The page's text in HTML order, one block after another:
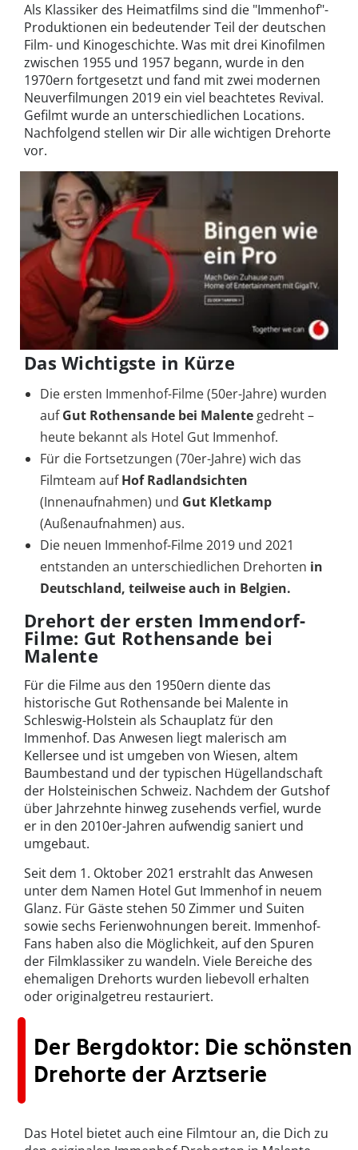
Als Klassiker des Heimatfilms sind die "Immenhof"-
Produktionen ein bedeutender Teil der deutschen
Film- und Kinogeschichte. Was mit drei Kinofilmen
zwischen 1955 und 1957 begann, wurde in den
1970ern fortgesetzt und fand mit zwei modernen
Neuverfilmungen 2019 ein viel beachtetes Revival.
Gefilmt wurde an unterschiedlichen Locations.
Nachfolgend stellen wir Dir alle wichtigen Drehorte
vor.
Das Wichtigste in Kürze
Die ersten Immenhof-Filme (50er-Jahre) wurden
aufGut Rothensande bei Malente gedreht –
heute bekannt als Hotel Gut Immenhof.
Für die Fortsetzungen (70er-Jahre) wich das
Filmteam aufHof Radlandsichten
(Innenaufnahmen) und Gut Kletkamp
(Außenaufnahmen) aus.
Die neuen Immenhof-Filme 2019 und 2021
entstanden an unterschiedlichen Drehorten in
Deutschland, teilweise auch in Belgien.
Drehort der ersten Immendorf-
Filme: Gut Rothensande bei
Malente
Für die Filme aus den 1950ern diente das
historische Gut Rothensande bei Malente in
Schleswig-Holstein als Schauplatz für den
Immenhof. Das Anwesen liegt malerisch am
Kellersee und ist umgeben von Wiesen, altem
Baumbestand und der typischen Hügellandschaft
der Holsteinischen Schweiz. Nachdem der Gutshof
über Jahrzehnte hinweg zusehends verfiel, wurde
er in den 2010er-Jahren aufwendig saniert und
umgebaut.
Seit dem 1. Oktober 2021 erstrahlt das Anwesen
unter dem Namen Hotel Gut Immenhof in neuem
Glanz. Für Gäste stehen 50 Zimmer und Suiten
sowie sechs Ferienwohnungen bereit. Immenhof-
Fans haben also die Möglichkeit, auf den Spuren
der Filmklassiker zu wandeln. Viele Bereiche des
ehemaligen Drehorts wurden liebevoll erhalten
oder originalgetreu restauriert.
Der Bergdoktor: Die schönsten
Drehorte der Arztserie
Das Hotel bietet auch eine Filmtour an, die Dich zu